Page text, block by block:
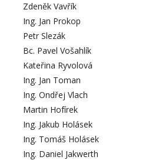
Zdeněk Vavřík
Ing. Jan Prokop
Petr Slezák
Bc. Pavel Vošahlík
Kateřina Ryvolová
Ing. Jan Toman
Ing. Ondřej Vlach
Martin Hofírek
Ing. Jakub Holásek
Ing. Tomáš Holásek
Ing. Daniel Jakwerth